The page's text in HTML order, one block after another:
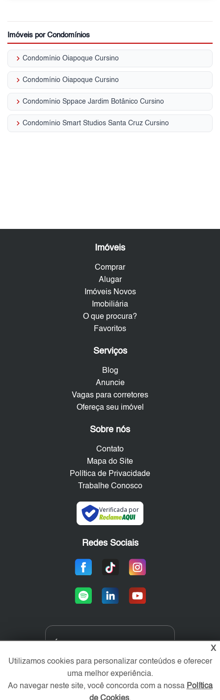
Imóveis por Condomínios
keyboard_arrow_right Condomínio Oiapoque Cursino
keyboard_arrow_right Condomínio Oiapoque Cursino
keyboard_arrow_right Condomínio Sppace Jardim Botânico Cursino
keyboard_arrow_right Condomínio Smart Studios Santa Cruz Cursino
Imóveis
Comprar
Alugar
Imóveis Novos
Imobiliária
O que procura?
Favoritos
Serviços
Blog
Anuncie
Vagas para corretores
Ofereça seu imóvel
Sobre nós
Contato
Mapa do Site
Política de Privacidade
Trabalhe Conosco
Verificada por
Redes Sociais
X
Utilizamos cookies para personalizar conteúdos e oferecer
uma melhor experiência.
Ao navegar neste site, você concorda com a nossa Política